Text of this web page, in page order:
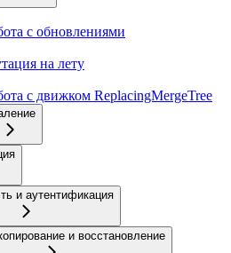
с обновлениями
на лету
с движком ReplacingMergeTree
и аутентификация
и восстановление